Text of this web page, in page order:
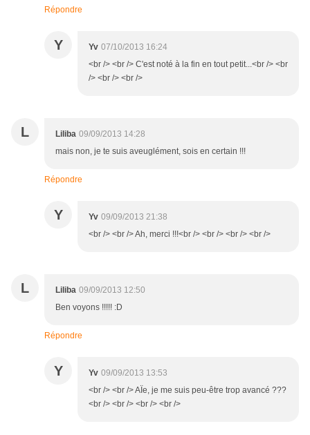
Répondre
Y Yv 07/10/2013 16:24
<br /> <br /> C'est noté à la fin en tout petit...<br /> <br
/> <br /> <br />
L Liliba 09/09/2013 14:28
mais non, je te suis aveuglément, sois en certain !!!
Répondre
Y Yv 09/09/2013 21:38
<br /> <br /> Ah, merci !!!<br /> <br /> <br /> <br />
L Liliba 09/09/2013 12:50
Ben voyons !!!!! :D
Répondre
Y Yv 09/09/2013 13:53
<br /> <br /> AÏe, je me suis peu-être trop avancé ???
<br /> <br /> <br /> <br />